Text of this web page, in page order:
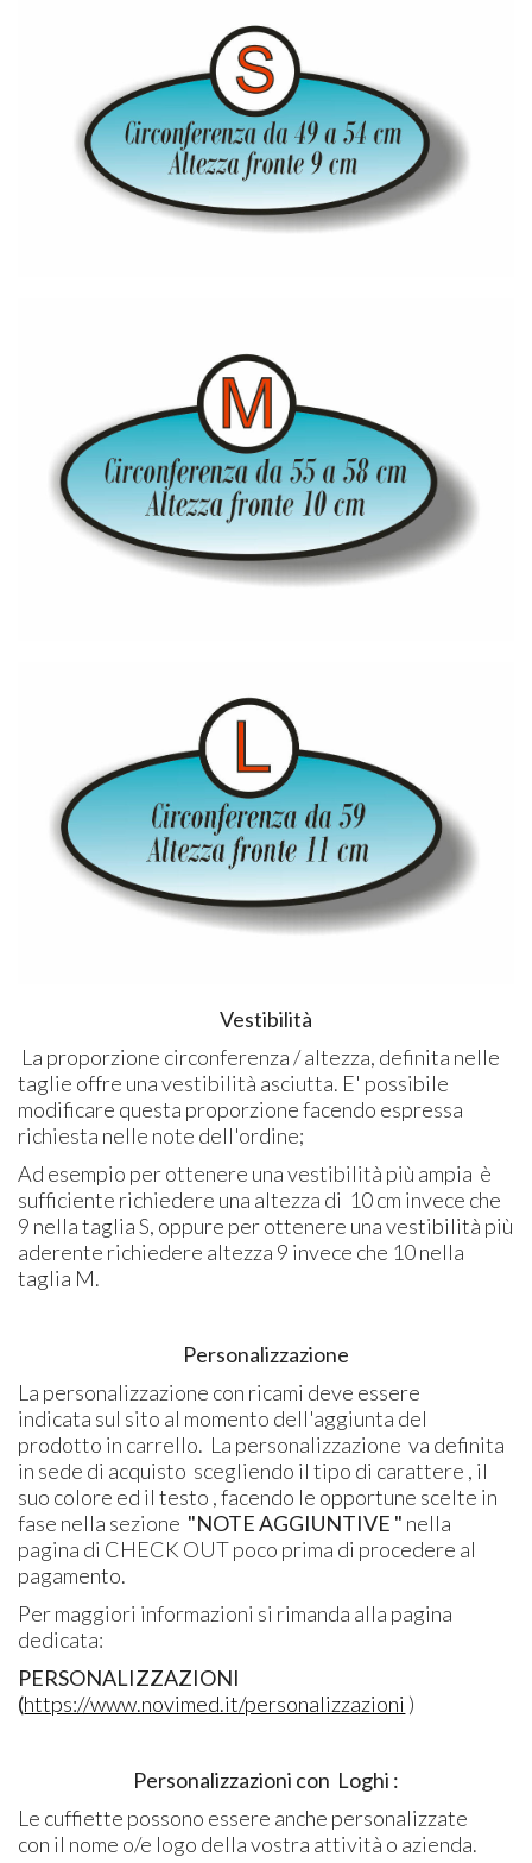
Vestibilità
La proporzione circonferenza / altezza, definita nelle
taglie offre una vestibilità asciutta. E' possibile
modificare questa proporzione facendo espressa
richiesta nelle note dell'ordine;
Ad esempio per ottenere una vestibilità più ampia è
sufficiente richiedere una altezza di 10 cm invece che
9 nella taglia S, oppure per ottenere una vestibilità più
aderente richiedere altezza 9 invece che 10 nella
taglia M.
Personalizzazione
La personalizzazione con ricami deve essere
indicata sul sito al momento dell'aggiunta del
prodotto in carrello. La personalizzazione va definita
in sede di acquisto scegliendo il tipo di carattere , il
suo colore ed il testo , facendo le opportune scelte in
fase nella sezione "NOTE AGGIUNTIVE " nella
pagina di CHECK OUT poco prima di procedere al
pagamento.
Per maggiori informazioni si rimanda alla pagina
dedicata:
PERSONALIZZAZIONI
(https://www.novimed.it/personalizzazioni )
Personalizzazioni con Loghi :
Le cuffiette possono essere anche personalizzate
con il nome o/e logo della vostra attività o azienda.